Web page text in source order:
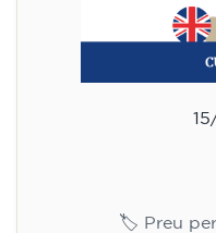
🏷️ Preu per